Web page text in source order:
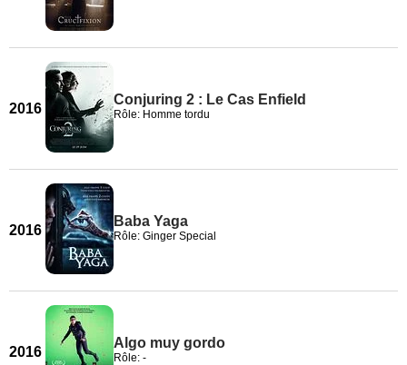
2016
Conjuring 2 : Le Cas Enfield
Rôle: Homme tordu
2016
Baba Yaga
Rôle: Ginger Special
2016
Algo muy gordo
Rôle: -